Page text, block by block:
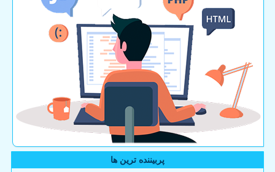
پربیننده ترین ها